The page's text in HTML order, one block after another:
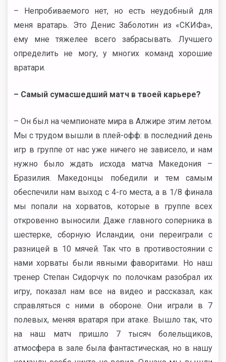
– Непробиваемого нет, но есть неудобный для
меня вратарь. Это Денис Заболотин из «СКИФа»,
ему мне тяжелее всего забрасывать. Лучшего
определить не могу, у многих команд хорошие
вратари.
– Самый сумасшедший матч в твоей карьере?
– Он был на чемпионате мира в Алжире этим летом.
Мы с трудом вышли в плей-офф: в последний день
игр в группе от нас уже ничего не зависело, и нам
нужно было ждать исхода матча Македония –
Бразилия. Македонцы победили и тем самым
обеспечили нам выход с 4-го места, а в 1/8 финала
мы попали на хорватов, которые в группе всех
откровенно выносили. Даже главного соперника в
шестерке, сборную Исландии, они переиграли с
разницей в 10 мячей. Так что в противостоянии с
нами хорваты были явными фаворитами. Но наш
тренер Степан Сидорчук по полочкам разобрал их
игру, показал нам все на видео и рассказал, как
справляться с ними в обороне. Они играли в 7
полевых, меняя вратаря при атаке. Вышло так, что
на наш матч пришло 7 тысяч болельщиков,
атмосфера в зале была фантастическая, но в нашу